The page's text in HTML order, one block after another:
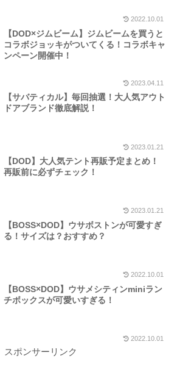
2022.10.01
【DOD×ジムビーム】ジムビームを買うと
コラボジョッキがついてくる！コラボキャ
ンペーン開催中！
2023.04.11
【サバティカル】毎回抽選！大人気アウト
ドアブランド徹底解説！
2023.01.21
【DOD】大人気テント再販予定まとめ！
再販前に必ずチェック！
2023.01.21
【BOSS×DOD】ウサボストンが可愛すぎ
る！サイズは？おすすめ？
2022.10.01
【BOSS×DOD】ウサメシティンminiラン
チボックスが可愛いすぎる！
2022.10.01
スポンサーリンク